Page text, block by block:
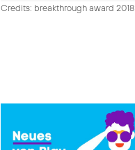
Credits: breakthrough award 2018